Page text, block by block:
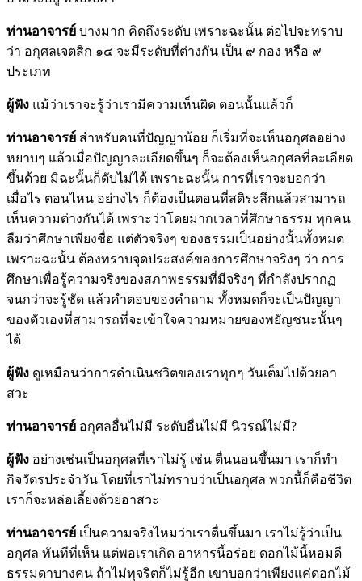
ท่านอาจารย์ บางมาก คิดถึงระดับ เพราะฉะนั้น ต่อไปจะทราบ
ว่า อกุศลเจตสิก ๑๔ จะมีระดับที่ต่างกัน เป็น ๙ กอง หรือ ๙
ประเภท
ผู้ฟัง แม้ว่าเราจะรู้ว่าเรามีความเห็นผิด ตอนนั้นแล้วก็
ท่านอาจารย์ สำหรับคนที่ปัญญาน้อย ก็เริ่มที่จะเห็นอกุศลอย่าง
หยาบๆ แล้วเมื่อปัญญาละเอียดขึ้นๆ ก็จะต้องเห็นอกุศลที่ละเอียด
ขึ้นด้วย มิฉะนั้นก็ดับไม่ได้ เพราะฉะนั้น การที่เราจะบอกว่า
เมื่อไร ตอนไหน อย่างไร ก็ต้องเป็นตอนที่สติระลึกแล้วสามารถ
เห็นความต่างกันได้ เพราะว่าโดยมากเวลาที่ศึกษาธรรม ทุกคน
ลืมว่าศึกษาเพียงชื่อ แต่ตัวจริงๆ ของธรรมเป็นอย่างนั้นทั้งหมด
เพราะฉะนั้น ต้องทราบจุดประสงค์ของการศึกษาจริงๆ ว่า การ
ศึกษาเพื่อรู้ความจริงของสภาพธรรมที่มีจริงๆ ที่กำลังปรากฏ
จนกว่าจะรู้ชัด แล้วคำตอบของคำถาม ทั้งหมดก็จะเป็นปัญญา
ของตัวเองที่สามารถที่จะเข้าใจความหมายของพยัญชนะนั้นๆ
ได้
ผู้ฟัง ดูเหมือนว่าการดำเนินชวิตของเราทุกๆ วันเต็มไปด้วยอา
สวะ
ท่านอาจารย์ อกุศลอื่นไม่มี ระดับอื่นไม่มี นิวรณ์ไม่มี?
ผู้ฟัง อย่างเช่นเป็นอกุศลที่เราไม่รู้ เช่น ตื่นนอนขึ้นมา เราก็ทำ
กิจวัตรประจำวัน โดยที่เราไม่ทราบว่าเป็นอกุศล พวกนี้ก็คือชีวิต
เราก็จะหล่อเลี้ยงด้วยอาสวะ
ท่านอาจารย์ เป็นความจริงไหมว่าเราตื่นขึ้นมา เราไม่รู้ว่าเป็น
อกุศล ทันทีที่เห็น แต่พอเราเกิด อาหารนี้อร่อย ดอกไม้นี้หอมดี
ธรรมดาบางคน ถ้าไม่ทุจริตก็ไม่รู้อีก เขาบอกว่าเพียงแค่ดอกไม้